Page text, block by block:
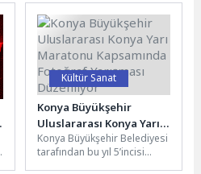
tarihi bir ana tanıklık edildi....
Kültür Sanat
Konya Büyükşehir
Uluslararası Konya Yarı
Maratonu Kapsamında
Fotoğraf Yarışması
Konya Büyükşehir Belediyesi
tarafından bu yıl 5’incisi